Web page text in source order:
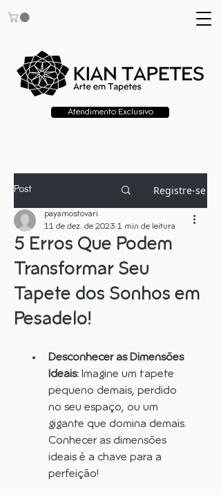
Atendimento Exclusivo
Post Registre-se
5 Erros Que Podem
Transformar Seu
Tapete dos Sonhos em
Pesadelo!
payamostovari
11 de dez. de 2023 1 min de leitura
Desconhecer as Dimensões
Ideais: Imagine um tapete
pequeno demais, perdido
no seu espaço, ou um
gigante que domina demais.
Conhecer as dimensões
ideais é a chave para a
perfeição!